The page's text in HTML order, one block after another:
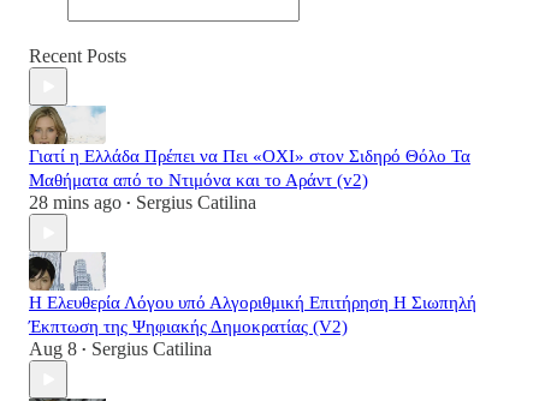
Recent Posts
Γιατί η Ελλάδα Πρέπει να Πει «ΟΧΙ» στον Σιδηρό Θόλο Τα
Μαθήματα από το Ντιμόνα και το Αράντ (v2)
28 mins ago • Sergius Catilina
Η Ελευθερία Λόγου υπό Αλγοριθμική Επιτήρηση Η Σιωπηλή
Έκπτωση της Ψηφιακής Δημοκρατίας (V2)
Aug 8 • Sergius Catilina